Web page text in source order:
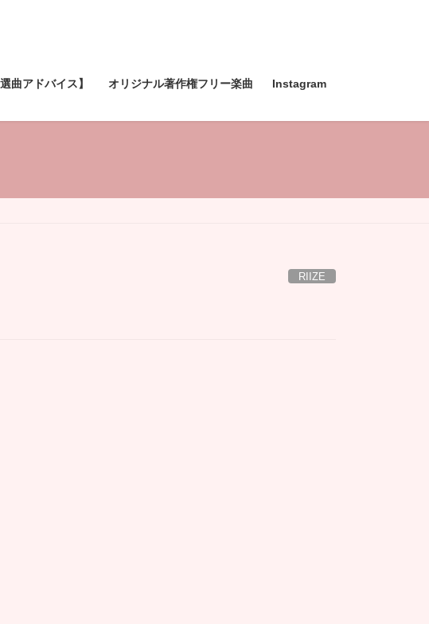
曲アドバイス】 オリジナル著作権フリー楽曲 Instagram
RIIZE